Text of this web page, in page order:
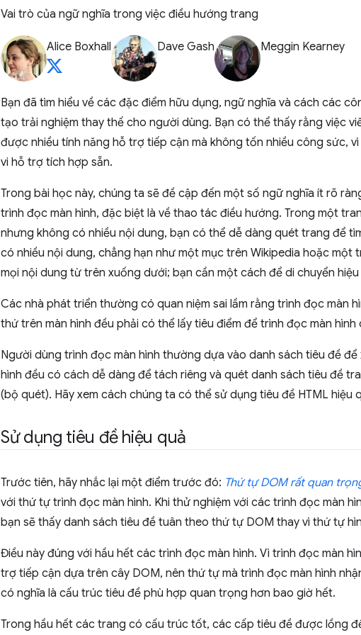
Vai trò của ngữ nghĩa trong việc điều hướng trang
Alice Boxhall Dave Gash Meggin Kearney
Bạn đã tìm hiểu về các đặc điểm hữu dụng, ngữ nghĩa và cách các
tạo trải nghiệm thay thế cho người dùng. Bạn có thể thấy rằng việc
được nhiều tính năng hỗ trợ tiếp cận mà không tốn nhiều công sức,
vi hỗ trợ tích hợp sẵn.
Trong bài học này, chúng ta sẽ đề cập đến một số ngữ nghĩa ít rõ
trình đọc màn hình, đặc biệt là về thao tác điều hướng. Trong một
nhưng không có nhiều nội dung, bạn có thể dễ dàng quét trang để
có nhiều nội dung, chẳng hạn như một mục trên Wikipedia hoặc
mọi nội dung từ trên xuống dưới; bạn cần một cách để di chuyển
Các nhà phát triển thường có quan niệm sai lầm rằng trình đọc màn
thứ trên màn hình đều phải có thể lấy tiêu điểm để trình đọc màn
Người dùng trình đọc màn hình thường dựa vào danh sách tiêu đề
hình đều có cách dễ dàng để tách riêng và quét danh sách tiêu đề
(bộ quét). Hãy xem cách chúng ta có thể sử dụng tiêu đề HTML hiệu
Sử dụng tiêu đề hiệu quả
Trước tiên, hãy nhắc lại một điểm trước đó: Thứ tự DOM rất quan
với thứ tự trình đọc màn hình. Khi thử nghiệm với các trình đọc màn
bạn sẽ thấy danh sách tiêu đề tuân theo thứ tự DOM thay vì thứ tự
Điều này đúng với hầu hết các trình đọc màn hình. Vì trình đọc màn
trợ tiếp cận dựa trên cây DOM, nên thứ tự mà trình đọc màn hình
có nghĩa là cấu trúc tiêu đề phù hợp quan trọng hơn bao giờ hết.
Trong hầu hết các trang có cấu trúc tốt, các cấp tiêu đề được lồng